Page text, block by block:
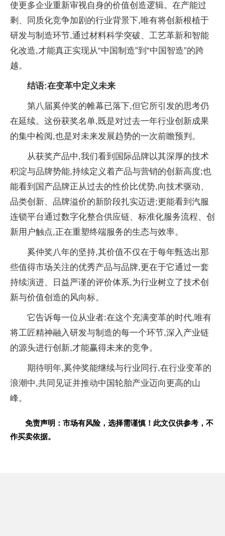
使更多企业重新审视自身的价值创造逻辑。在产能过
剩、同质化竞争加剧的行业背景下,唯有将创新根植于
研发与制造环节,通过材料科学突破、工艺革新和智能
化改造,才能真正实现从“中国制造”到“中国智造”的跨
越。
结语:在变革中定义未来
第八届奚仲奖的帷幕已落下,但它所引发的思考仍
在延续。这份获奖名单,既是对过去一年行业创新成果
的集中检阅,也是对未来发展趋势的一次前瞻预判。
从获奖产品中,我们看到国际品牌以其深厚的技术
积淀与品牌势能,持续定义着产品与营销的创新高度;也
能看到国产品牌正从过去的性价比优势,向技术驱动、
品类创新、品牌溢价的新阶段扎实迈进;更能看到汽服
连锁平台通过数字化整合供应链、标准化服务流程、创
新用户触点,正在重塑终端服务的生态与效率。
奚仲奖八年的坚持,其价值不仅在于每年甄选出那
些值得市场关注的优秀产品与品牌,更在于它通过一套
持续演进、日益严谨的评价体系,为行业树立了技术创
新与价值创造的风向标。
它告诉每一位从业者:在这个充满变革的时代,唯有
将工匠精神融入研发与制造的每一个环节,深入产业链
的源头进行创新,才能赢得未来的竞争。
期待明年,奚仲奖能继续与行业同行,在行业变革的
浪潮中,共同见证并推动中国轮胎产业迈向更高的山
峰。
免责声明：市场有风险，选择需谨慎！此文仅供参考，不
作买卖依据。